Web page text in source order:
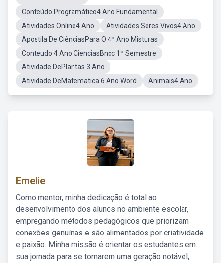
Conteúdo Programático4 Ano Fundamental
Atividades Online4 Ano
Atividades Seres Vivos4 Ano
Apostila De CiênciasPara O 4º Ano Misturas
Conteudo 4 Ano CienciasBncc 1º Semestre
Atividade DePlantas 3 Ano
Atividade DeMatematica 6 Ano Word
Animais4 Ano
Emelie
Como mentor, minha dedicação é total ao
desenvolvimento dos alunos no ambiente escolar,
empregando métodos pedagógicos que priorizam
conexões genuínas e são alimentados por criatividade
e paixão. Minha missão é orientar os estudantes em
sua jornada para se tornarem uma geração notável,